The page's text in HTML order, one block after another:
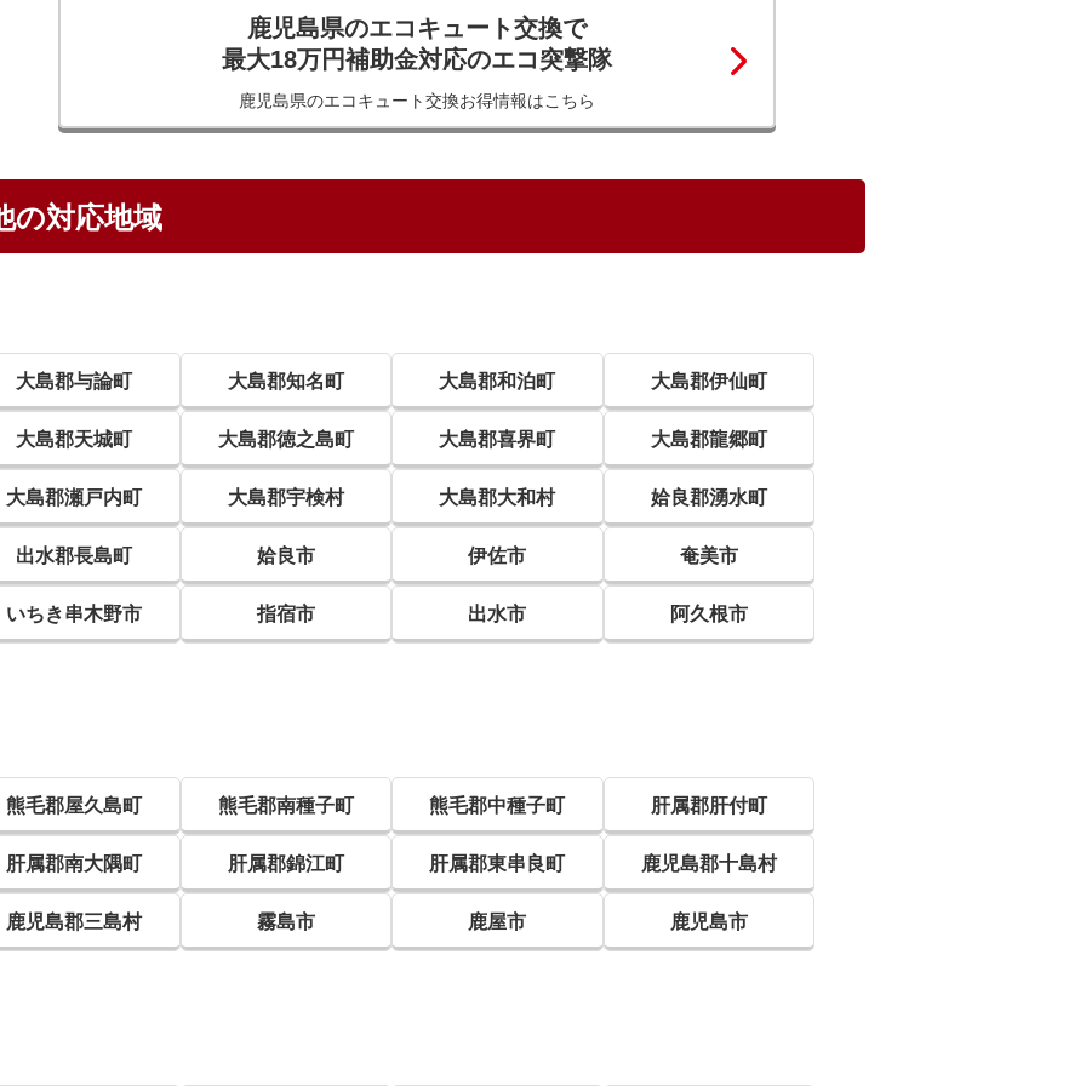
鹿児島県のエコキュート交換で
最大18万円補助金対応のエコ突撃隊
鹿児島県のエコキュート交換お得情報はこちら
の対応地域
大島郡与論町 大島郡知名町 大島郡和泊町 大島郡伊仙町
大島郡天城町 大島郡徳之島町 大島郡喜界町 大島郡龍郷町
大島郡瀬戸内町 大島郡宇検村 大島郡大和村 姶良郡湧水町
出水郡長島町 姶良市 伊佐市 奄美市
いちき串木野市 指宿市 出水市 阿久根市
熊毛郡屋久島町 熊毛郡南種子町 熊毛郡中種子町 肝属郡肝付町
肝属郡南大隅町 肝属郡錦江町 肝属郡東串良町 鹿児島郡十島村
鹿児島郡三島村 霧島市 鹿屋市 鹿児島市